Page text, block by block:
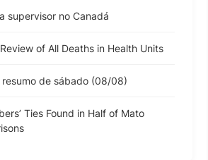
supervisor no Canadá
of All Deaths in Health Units
resumo de sábado (08/08)
Ties Found in Half of Mato